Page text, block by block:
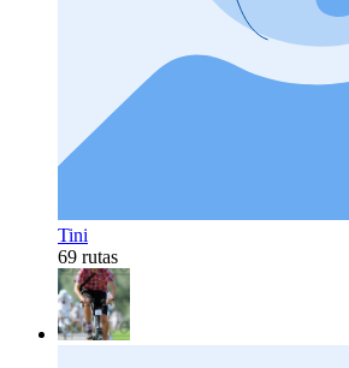
Tini
69 rutas